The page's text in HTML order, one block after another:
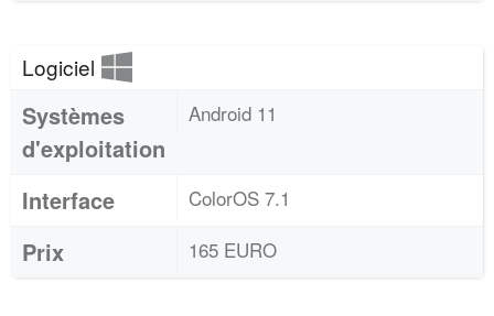
Logiciel
Systèmes
d'exploitation
Android 11
Interface ColorOS 7.1
Prix 165 EURO